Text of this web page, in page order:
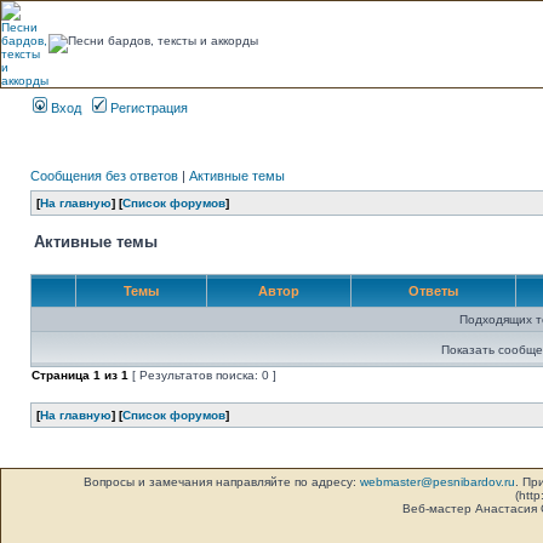
Вход Регистрация
Сообщения без ответов | Активные темы
[На главную] [Список форумов]
Активные темы
Темы Автор Ответы
Подходящих
Показать
Страница 1 из 1 [ Результатов поиска: 0 ]
[На главную] [Список форумов]
Вопросы и замечания направляйте по адресу: webmaster@pesnibardov.ru .
Веб-мастер